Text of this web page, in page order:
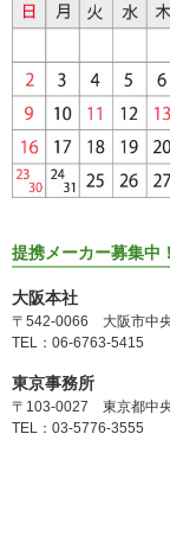
提携メーカー募集中
大阪本社
〒542-0066 大阪市中
TEL：06-6763-5415
東京事務所
〒103-0027 東京都中
TEL：03-5776-3555